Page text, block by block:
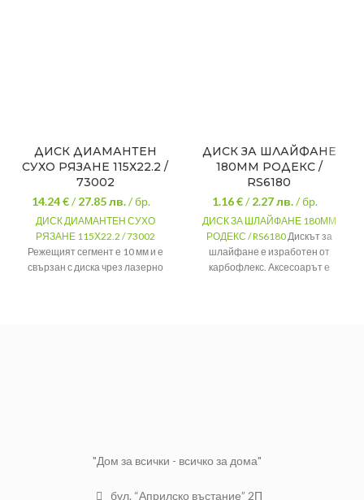
ДИСК ДИАМАНТЕН
СУХО РЯЗАНЕ 115Х22.2 /
73002
14.24 €/27.85лв./ бр.
ДИСК ДИАМАНТЕН СУХО
РЯЗАНЕ 115Х22.2 / 73002
Режещият сегмент е 10 мм и е
свързан с диска чрез лазерно
ДИСК ЗА ШЛАЙФАНЕ
180ММ РОДЕКС /
RS6180
1.16 €/2.27лв./ бр.
ДИСК ЗА ШЛАЙФАНЕ 180ММ
РОДЕКС / RS6180Дискът за
шлайфане е изработен от
карбофлекс. Аксесоарът е
"Дом за всички - всичко за дома"
бул. “Априлско въстание” 2П